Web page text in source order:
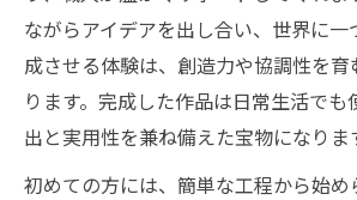
ながらアイデアを出し合い、世界に
成させる体験は、創造力や協調性を
ります。完成した作品は日常生活でも
出と実用性を兼ね備えた宝物になりま
初めての方には、簡単な工程から始